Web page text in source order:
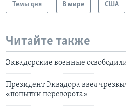
Темы дня В мире США
Читайте также
Эквадорские военные
Президент Эквадора ввел
«попытки переворота»